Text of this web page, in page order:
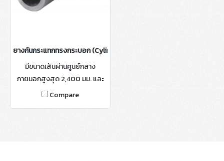
ยางกันกระแทกทรงกระบอก (Cylindrical Fenders)
มีขนาดเส้นผ่านศูนย์กลาง
ภายนอกสูงสุด 2,400 มม. และ
เส้นผ่านศูนย์กลางภายในตั้งแต่
Compare